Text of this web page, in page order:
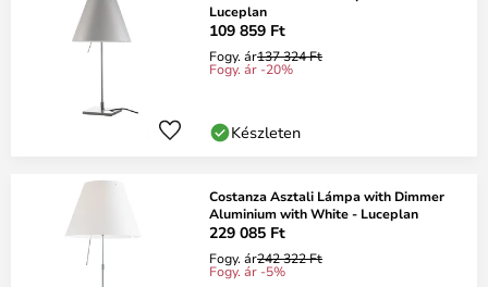
Luceplan
109 859 Ft
Fogy. ár137 324 Ft
Fogy. ár -20%
Készleten
Costanza Asztali Lámpa with Dimmer
Aluminium with White - Luceplan
229 085 Ft
Fogy. ár242 322 Ft
Fogy. ár -5%